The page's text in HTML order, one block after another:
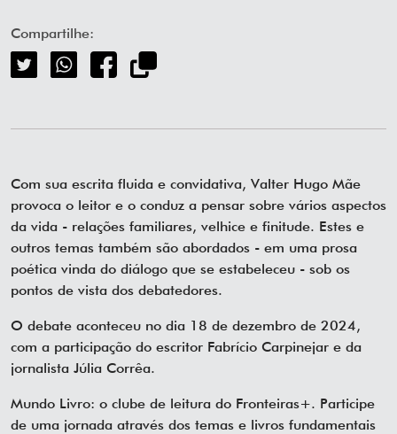
Compartilhe:
Com sua escrita fluida e convidativa, Valter Hugo Mãe
provoca o leitor e o conduz a pensar sobre vários aspectos
da vida - relações familiares, velhice e finitude. Estes e
outros temas também são abordados - em uma prosa
poética vinda do diálogo que se estabeleceu - sob os
pontos de vista dos debatedores.
O debate aconteceu no dia 18 de dezembro de 2024,
com a participação do escritor Fabrício Carpinejar e da
jornalista Júlia Corrêa.
Mundo Livro: o clube de leitura do Fronteiras+. Participe
de uma jornada através dos temas e livros fundamentais